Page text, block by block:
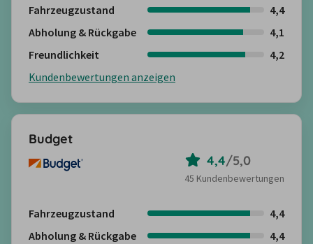
Fahrzeugzustand
4,4
Abholung & Rückgabe
4,1
Freundlichkeit
4,2
Kundenbewertungen anzeigen
Budget
4,4/5,0
45 Kundenbewertungen
Fahrzeugzustand
4,4
Abholung & Rückgabe
4,4